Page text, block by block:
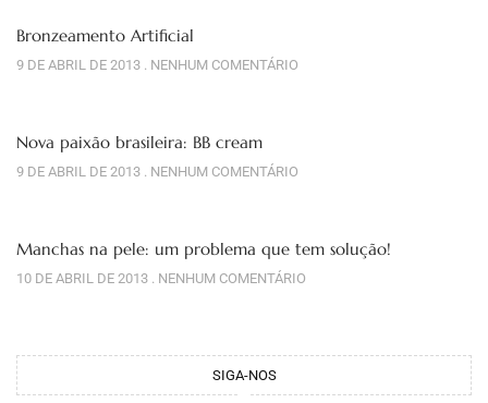
Bronzeamento Artificial
9 DE ABRIL DE 2013 NENHUM COMENTÁRIO
Nova paixão brasileira: BB cream
9 DE ABRIL DE 2013 NENHUM COMENTÁRIO
Manchas na pele: um problema que tem solução!
10 DE ABRIL DE 2013 NENHUM COMENTÁRIO
SIGA-NOS